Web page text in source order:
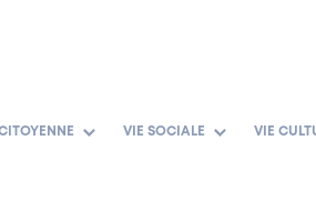
VIE SOCIALE VIE